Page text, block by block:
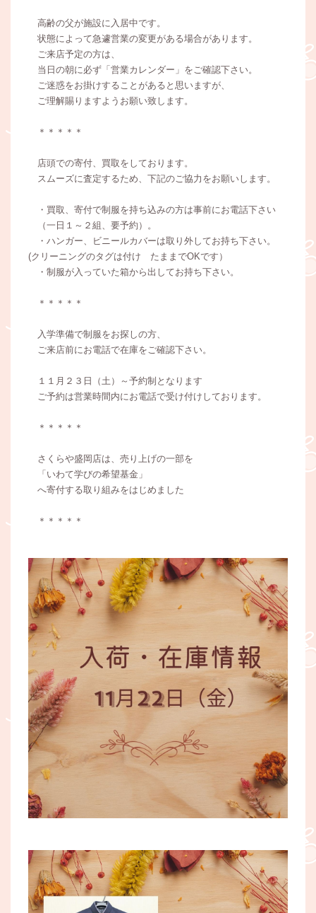
高齢の父が施設に入居中です。
状態によって急遽営業の変更がある場合があります。
ご来店予定の方は、
当日の朝に必ず「営業カレンダー」をご確認下さい。
ご迷惑をお掛けすることがあると思いますが、
ご理解賜りますようお願い致します。
＊＊＊＊＊
店頭での寄付、買取をしております。
スムーズに査定するため、下記のご協力をお願いします。
・買取、寄付で制服を持ち込みの方は事前にお電話下さい
（一日１～２組、要予約）。
・ハンガー、ビニールカバーは取り外してお持ち下さい。
(クリーニングのタグは付け たままでOKです）
・制服が入っていた箱から出してお持ち下さい。
＊＊＊＊＊
入学準備で制服をお探しの方、
ご来店前にお電話で在庫をご確認下さい。
１１月２３日（土）～予約制となります
ご予約は営業時間内にお電話で受け付けしております。
＊＊＊＊＊
さくらや盛岡店は、売り上げの一部を
「いわて学びの希望基金」
へ寄付する取り組みをはじめました
＊＊＊＊＊